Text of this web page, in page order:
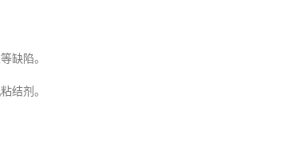
缺陷。
结剂。